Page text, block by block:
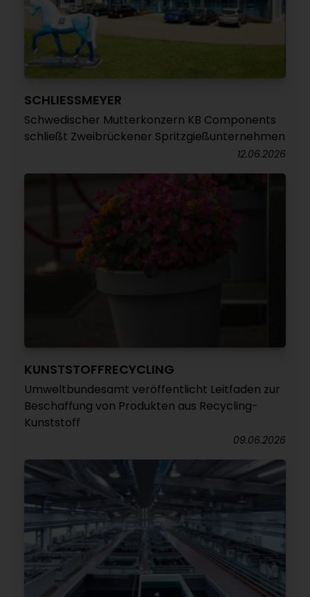
SCHLIESSMEYER
Schwedischer Mutterkonzern KB Components
schließt Zweibrückener Spritzgießunternehmen
12.06.2026
KUNSTSTOFFRECYCLING
Umweltbundesamt veröffentlicht Leitfaden zur
Beschaffung von Produkten aus Recycling-
Kunststoff
09.06.2026